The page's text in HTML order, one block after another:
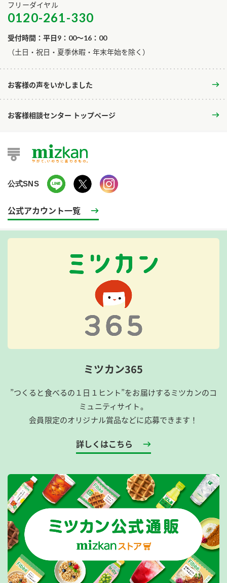
フリーダイヤル
0120-261-330
受付時間：平日9：00～16：00
​（土日・祝日・夏季休暇・年末年始を除く）
お客様の声をいかしました
お客様相談センター トップページ
公式SNS
公式アカウント一覧
ミツカン365
”つくると食べるの１日１ヒント”をお届けするミツカンのコ
ミュニティサイト。
会員限定のオリジナル賞品などに応募できます！
詳しくはこちら